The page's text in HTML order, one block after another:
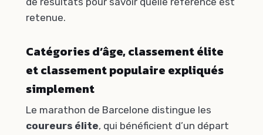
retenue.
Catégories d’âge, classement élite
et classement populaire expliqués
simplement
Le marathon de Barcelone distingue les
coureurs élite, qui bénéficient d’un départ